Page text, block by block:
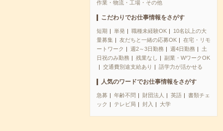
作業・物流・工場・その他
こだわりでお仕事情報をさがす
短期 単発 職種未経験OK
10名以上の大
量募集
友だちと一緒の応募OK
在宅・リモ
ートワーク
週2～3日勤務 週4日勤務
土
日祝のみ勤務
残業なし
副業・WワークOK
交通費別途支給あり
語学力が活かせる
人気のワードでお仕事情報をさがす
急募 年齢不問 財団法人 英語
書類チェ
ック
テレビ局 封入 大学